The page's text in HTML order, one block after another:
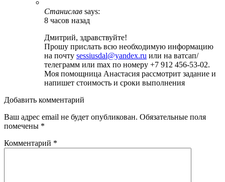
Станислав says:
8 часов назад
Дмитрий, здравствуйте!
Прошу прислать всю необходимую информацию
на почту sessiusdal@yandex.ru или на ватсап/
телеграмм или max по номеру +7 912 456-53-02.
Моя помощница Анастасия рассмотрит задание и
напишет стоимость и сроки выполнения
Добавить комментарий
Ваш адрес email не будет опубликован. Обязательные поля
помечены *
Комментарий *